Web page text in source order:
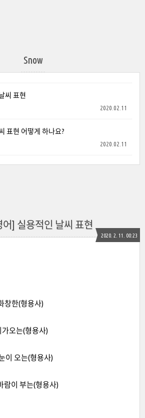
Snow
씨 표현
2020.02.11
표현 어떻게 하나요?
2020.02.11
어] 실용적인 날씨 표현
2020. 2. 11. 00:23
창한(형용사)
가오는(형용사)
이 오는(형용사)
람이 부는(형용사)